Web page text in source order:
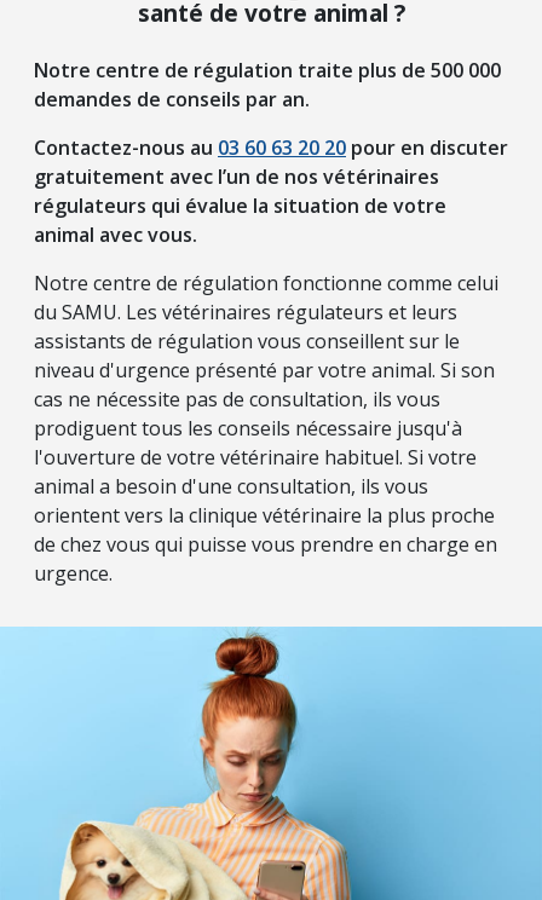
santé de votre animal ?
Notre centre de régulation traite plus de 500 000
demandes de conseils par an.
Contactez-nous au 03 60 63 20 20 pour en discuter
gratuitement avec l’un de nos vétérinaires
régulateurs qui évalue la situation de votre
animal avec vous.
Notre centre de régulation fonctionne comme celui
du SAMU. Les vétérinaires régulateurs et leurs
assistants de régulation vous conseillent sur le
niveau d'urgence présenté par votre animal. Si son
cas ne nécessite pas de consultation, ils vous
prodiguent tous les conseils nécessaire jusqu'à
l'ouverture de votre vétérinaire habituel. Si votre
animal a besoin d'une consultation, ils vous
orientent vers la clinique vétérinaire la plus proche
de chez vous qui puisse vous prendre en charge en
urgence.